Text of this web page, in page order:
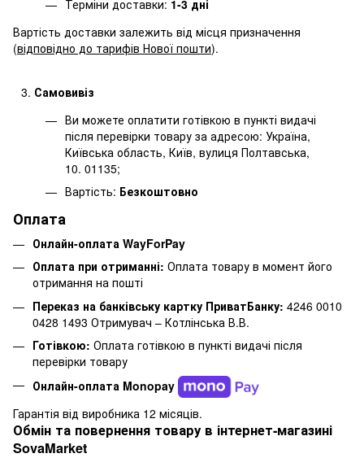
Терміни доставки: 1-3 дні
Вартість доставки залежить від місця призначення
(відповідно до тарифів Нової пошти).
Самовивіз
Ви можете оплатити готівкою в пункті видачі
після перевірки товару за адресою: Україна,
Київська область, Київ, вулиця Полтавська,
10. 01135;
Вартість: Безкоштовно
Оплата
Онлайн-оплата WayForPay
Оплата при отриманні: Оплата товару в момент його
отримання на пошті
Переказ на банківську картку ПриватБанку: 4246 0010
0428 1493 Отримувач – Котлінська В.В.
Готівкою: Оплата готівкою в пункті видачі після
перевірки товару
Онлайн-оплата Monopay
Гарантія від виробника 12 місяців.
Обмін та повернення товару в інтернет-магазині
SovaMarket